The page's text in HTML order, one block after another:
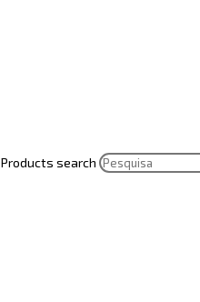
Products search